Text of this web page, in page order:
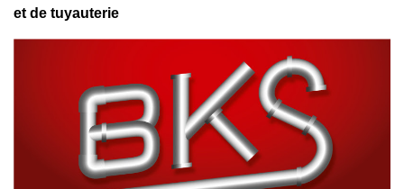
et de tuyauterie